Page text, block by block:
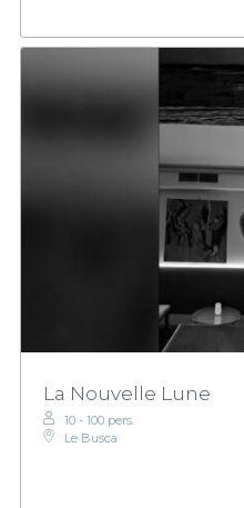
La Nouvelle Lune
10 - 100 pers.
Le Busca